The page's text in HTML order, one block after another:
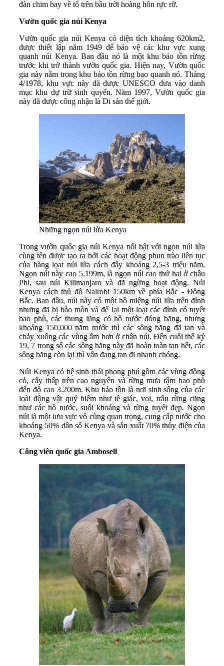
đàn chim bay về tổ trên bầu trời hoàng hôn rực rỡ.
Vườn quốc gia núi Kenya
Vườn quốc gia núi Kenya có diện tích khoảng 620km2,
được thiết lập năm 1949 để bảo vệ các khu vực xung
quanh núi Kenya. Ban đầu nó là một khu bảo tồn rừng
trước khi trở thành vườn quốc gia. Hiện nay, Vườn quốc
gia này nằm trong khu bảo tồn rừng bao quanh nó. Tháng
4/1978, khu vực này đã được UNESCO đưa vào danh
mục khu dự trữ sinh quyển. Năm 1997, Vườn quốc gia
này đã được công nhận là Di sản thế giới.
Những ngọn núi lửa Kenya
Trong vườn quốc gia núi Kenya nổi bật với ngọn núi lửa
cùng tên được tạo ra bởi các hoạt động phun trào liên tục
của hàng lọat núi lửa cách đây khoảng 2,5-3 triệu năm.
Ngọn núi này cao 5.199m, là ngọn núi cao thứ hai ở châu
Phi, sau núi Kilimanjaro và đã ngừng hoạt động. Núi
Kenya cách thủ đô Nairobi 150km về phía Bắc - Đông
Bắc. Ban đầu, núi này có một hồ miệng núi lửa trên đỉnh
nhưng đã bị bào mòn và để lại một loạt các đỉnh có tuyết
bao phủ, các thung lũng có hồ nước đóng băng, nhưng
khoảng 150.000 năm trước thì các sông băng đã tan và
chảy xuống các vùng ấm hơn ở chân núi. Đến cuối thế kỷ
19, 7 trong số các sông băng này đã hoàn toàn tan hết, các
sông băng còn lại thì vẫn đang tan đi nhanh chóng.
Núi Kenya có hệ sinh thái phong phú gồm các vùng đồng
cỏ, cây thấp trên cao nguyên và rừng mưa rậm bao phủ
đến độ cao 3.200m. Khu bảo tồn là nơi sinh sống của các
loài động vật quý hiếm như tê giác, voi, trâu rừng cũng
như các hồ nước, suối khoáng và rừng tuyệt đẹp. Ngọn
núi là một lưu vực vô cùng quan trọng, cung cấp nước cho
khoảng 50% dân số Kenya và sản xuất 70% thủy điện của
Kenya.
Công viên quốc gia Amboseli